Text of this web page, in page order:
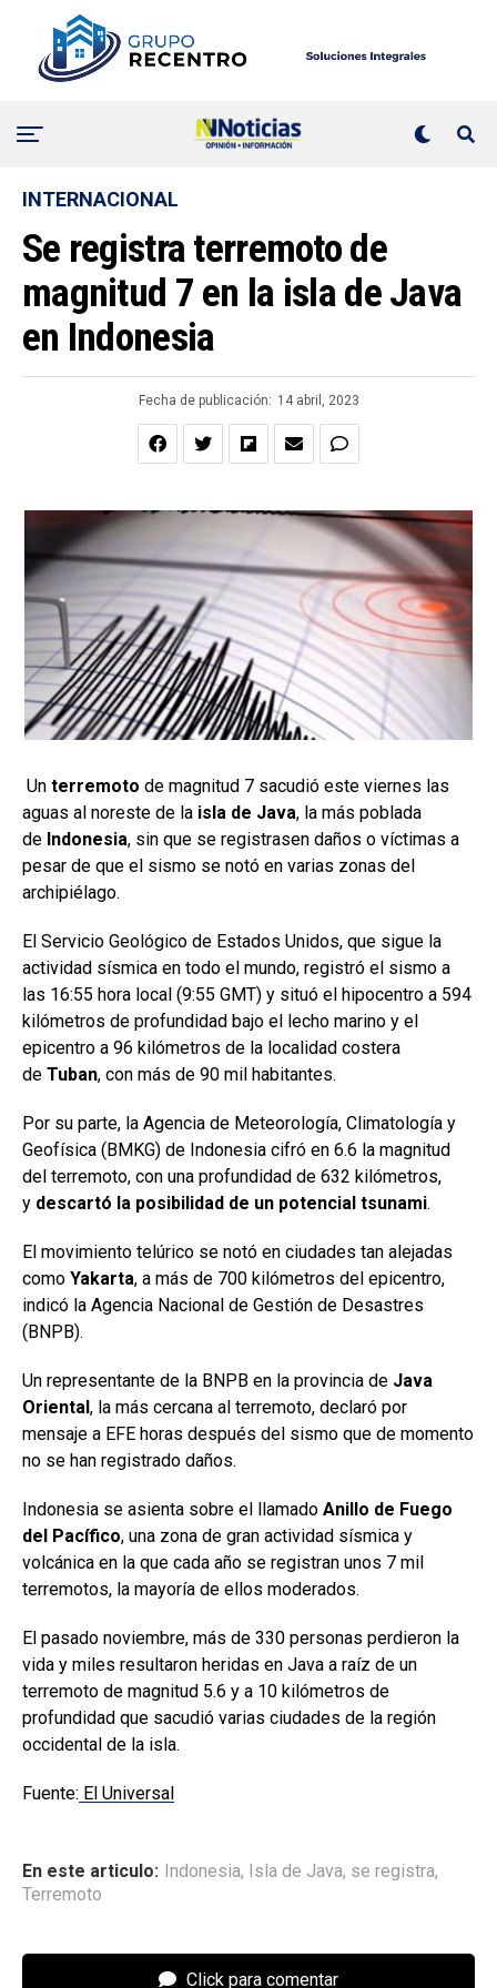
INTERNACIONAL
Se registra terremoto de
magnitud 7 en la isla de Java
en Indonesia
Fecha de publicación: 14 abril, 2023
Un terremoto de magnitud 7 sacudió este viernes las
aguas al noreste de la isla de Java, la más poblada
de Indonesia, sin que se registrasen daños o víctimas a
pesar de que el sismo se notó en varias zonas del
archipiélago.
El Servicio Geológico de Estados Unidos, que sigue la
actividad sísmica en todo el mundo, registró el sismo a
las 16:55 hora local (9:55 GMT) y situó el hipocentro a 594
kilómetros de profundidad bajo el lecho marino y el
epicentro a 96 kilómetros de la localidad costera
de Tuban, con más de 90 mil habitantes.
Por su parte, la Agencia de Meteorología, Climatología y
Geofísica (BMKG) de Indonesia cifró en 6.6 la magnitud
del terremoto, con una profundidad de 632 kilómetros,
y descartó la posibilidad de un potencial tsunami.
El movimiento telúrico se notó en ciudades tan alejadas
como Yakarta, a más de 700 kilómetros del epicentro,
indicó la Agencia Nacional de Gestión de Desastres
(BNPB).
Un representante de la BNPB en la provincia de Java
Oriental, la más cercana al terremoto, declaró por
mensaje a EFE horas después del sismo que de momento
no se han registrado daños.
Indonesia se asienta sobre el llamado Anillo de Fuego
del Pacífico, una zona de gran actividad sísmica y
volcánica en la que cada año se registran unos 7 mil
terremotos, la mayoría de ellos moderados.
El pasado noviembre, más de 330 personas perdieron la
vida y miles resultaron heridas en Java a raíz de un
terremoto de magnitud 5.6 y a 10 kilómetros de
profundidad que sacudió varias ciudades de la región
occidental de la isla.
Fuente: El Universal
En este articulo: Indonesia, Isla de Java, se registra,
Terremoto
Click para comentar